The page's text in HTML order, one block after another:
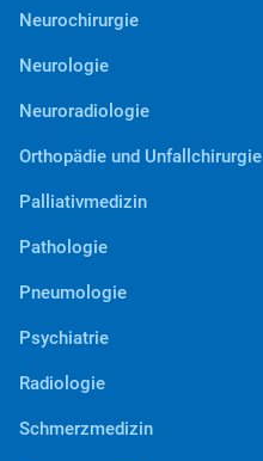
Neurochirurgie
Neurologie
Neuroradiologie
Orthopädie und Unfallchirurgie
Palliativmedizin
Pathologie
Pneumologie
Psychiatrie
Radiologie
Schmerzmedizin